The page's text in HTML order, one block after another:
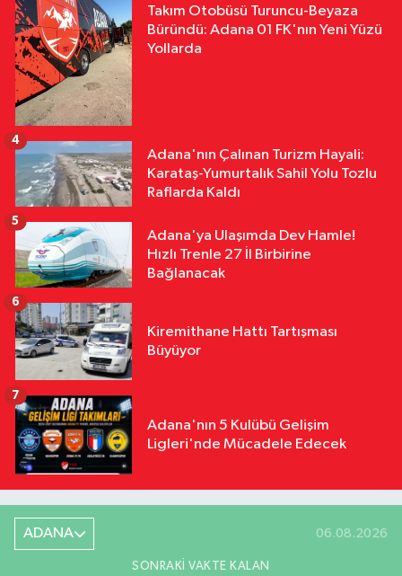
Takım Otobüsü Turuncu-Beyaza
Büründü: Adana 01 FK'nın Yeni Yüzü
Yollarda
Adana'nın Çalınan Turizm Hayali:
Karataş-Yumurtalık Sahil Yolu Tozlu
Raflarda Kaldı
4
Adana'ya Ulaşımda Dev Hamle!
Hızlı Trenle 27 İl Birbirine
Bağlanacak
5
Kiremithane Hattı Tartışması
Büyüyor
6
Adana'nın 5 Kulübü Gelişim
Ligleri'nde Mücadele Edecek
7
ADANA 06.08.2026
SONRAKI VAKTE KALAN